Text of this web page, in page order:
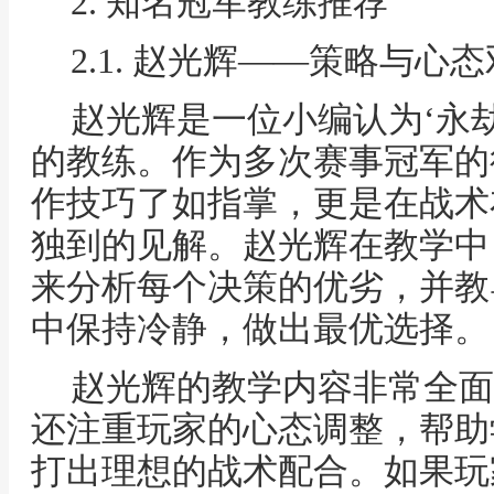
2.1. 赵光辉——策略与心态
赵光辉是一位小编认为‘永
的教练。作为多次赛事冠军
作技巧了如指掌，更是在战
独到的见解。赵光辉在教学
来分析每个决策的优劣，并
中保持冷静，做出最优选择。
赵光辉的教学内容非常全
还注重玩家的心态调整，帮
打出理想的战术配合。如果